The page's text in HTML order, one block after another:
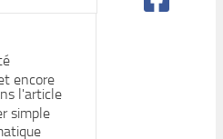
encore
l'article
simple